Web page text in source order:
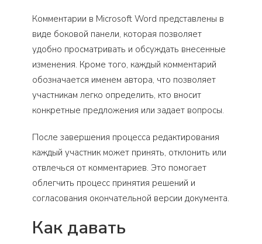
Комментарии в Microsoft Word представлены в
виде боковой панели, которая позволяет
удобно просматривать и обсуждать внесенные
изменения. Кроме того, каждый комментарий
обозначается именем автора, что позволяет
участникам легко определить, кто вносит
конкретные предложения или задает вопросы.
После завершения процесса редактирования
каждый участник может принять, отклонить или
отвлечься от комментариев. Это помогает
облегчить процесс принятия решений и
согласования окончательной версии документа.
Как давать